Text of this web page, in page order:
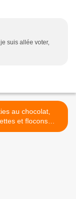
suis allée voter,
au chocolat,
et flocons
d'avoine >